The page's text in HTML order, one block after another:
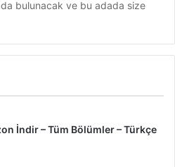
bulunacak ve bu adada size
İndir – Tüm Bölümler – Türkçe